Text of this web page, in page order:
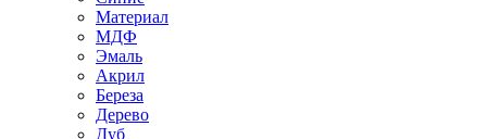
Материал
МДФ
Эмаль
Акрил
Береза
Дерево
Дуб